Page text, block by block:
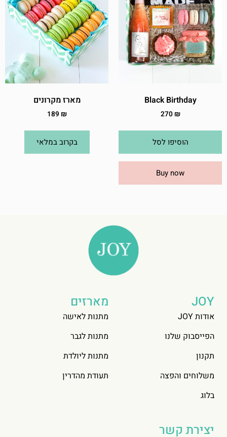
Black Birthday
270 ₪
הוסיפו לסל
Buy now
מארז מקרונים
189 ₪
בקרוב במלאי
JOY
אודות JOY
הפייסבוק שלנו
תקנון
משלוחים והפצה
בלוג
מארזים
מתנות לאישה
מתנות לגבר
מתנות ליולדת
תעודת מהדרין
יצירת קשר